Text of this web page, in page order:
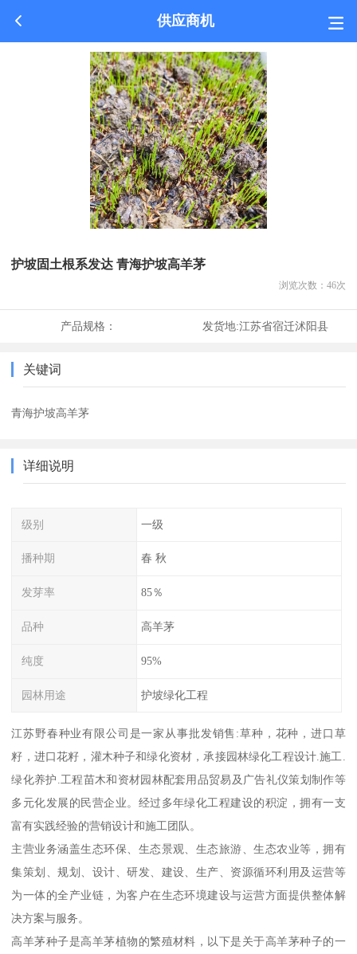
供应商机
护坡固土根系发达 青海护坡高羊茅
浏览次数： 46次
产品规格： 发货地:江苏省宿迁沭阳县
关键词
青海护坡高羊茅
详细说明
级别 一级
播种期 春 秋
发芽率 85％
品种 高羊茅
纯度 95%
园林用途 护坡绿化工程
江苏野春种业有限公司是一家从事批发销售:草种，花种，进口草
籽，进口花籽，灌木种子和绿化资材，承接园林绿化工程设计.施工.
绿化养护.工程苗木和资材园林配套用品贸易及广告礼仪策划制作等
多元化发展的民营企业。经过多年绿化工程建设的积淀，拥有一支
富有实践经验的营销设计和施工团队。
主营业务涵盖生态环保、生态景观、生态旅游、生态农业等，拥有
集策划、规划、设计、研发、建设、生产、资源循环利用及运营等
为一体的全产业链，为客户在生态环境建设与运营方面提供整体解
决方案与服务。
高羊茅种子是高羊茅植物的繁殖材料，以下是关于高羊茅种子的一